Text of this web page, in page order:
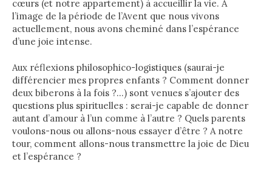
cœurs (et notre appartement) à accueillir la vie. À
l’image de la période de l’Avent que nous vivons
actuellement, nous avons cheminé dans l’espérance
d’une joie intense.
Aux réflexions philosophico-logistiques (saurai-je
différencier mes propres enfants ? Comment donner
deux biberons à la fois ?…) sont venues s’ajouter des
questions plus spirituelles : serai-je capable de donner
autant d’amour à l’un comme à l’autre ? Quels parents
voulons-nous ou allons-nous essayer d’être ? A notre
tour, comment allons-nous transmettre la joie de Dieu
et l’espérance ?